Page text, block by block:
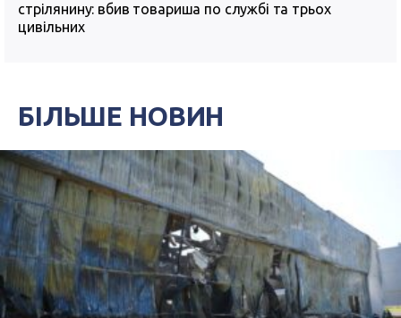
стрілянину: вбив товариша по службі та трьох
цивільних
БІЛЬШЕ НОВИН